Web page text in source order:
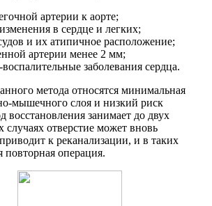
артерии к аорте;
в сердце и легких;
и их атипичное расположение;
артерии менее 2 мм;
заболевания сердца.
метода относятся минимальная
мышечного слоя и низкий риск
занимает до двух
случаях отверстие может вновь
к реканализации, и в таких
повторная операция.